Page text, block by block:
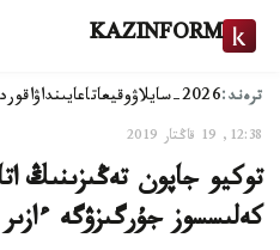
KAZINFORM
ترەند:2026-سايلاۋ وقيعاتاعايىنداۋ
12:38, 19 قاڭتار 2019
توكيو جاپون تەڭىزىنىڭ
كەلىسسوز جۇرگىزۋگە ءازىر